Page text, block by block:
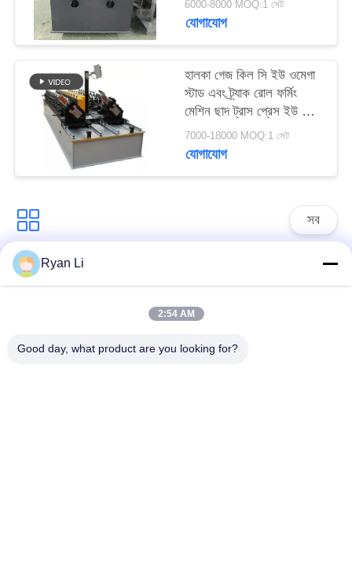
6000-8000 MOQ:1 সেট
যোগাযোগ
হালকা গেজ কিল সি ইউ ওমেগা
স্টাড এবং ট্র্যাক রোল ফর্মিং
মেশিন ছাদ ট্রাস প্রেস ইউ স্টাড
সি চ্যানেল
7000-18000 MOQ:1 সেট
যোগাযোগ
সব
ছাদ রোল গঠন মেশিন
মেশিন
Ryan Li
2:54 AM
Good day, what product are you looking for?